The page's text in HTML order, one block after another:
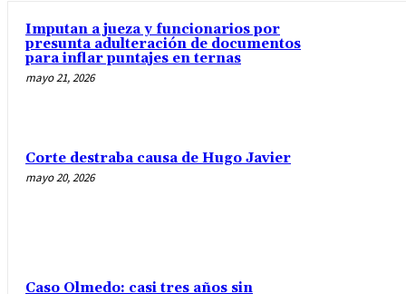
Imputan a jueza y funcionarios por
presunta adulteración de documentos
para inflar puntajes en ternas
mayo 21, 2026
Corte destraba causa de Hugo Javier
mayo 20, 2026
Caso Olmedo: casi tres años sin